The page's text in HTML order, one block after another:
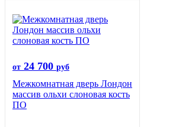
от 24 700 руб
Межкомнатная дверь Лондон
массив ольхи слоновая кость
ПО